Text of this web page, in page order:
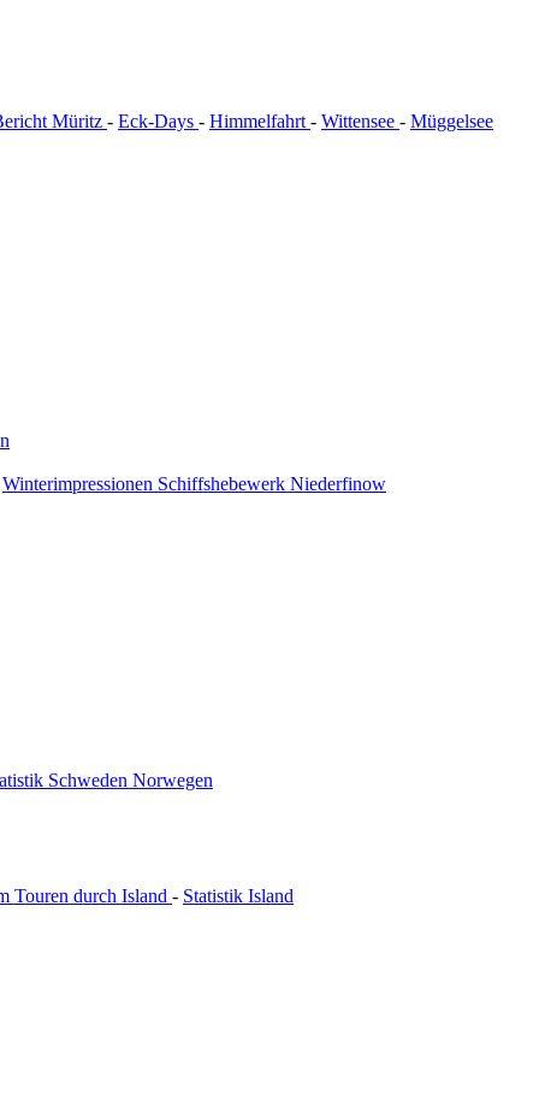
Müritz - Eck-Days - Himmelfahrt - Wittensee - Müggelsee
Winterimpressionen Schiffshebewerk Niederfinow
Schweden Norwegen
Touren durch Island - Statistik Island